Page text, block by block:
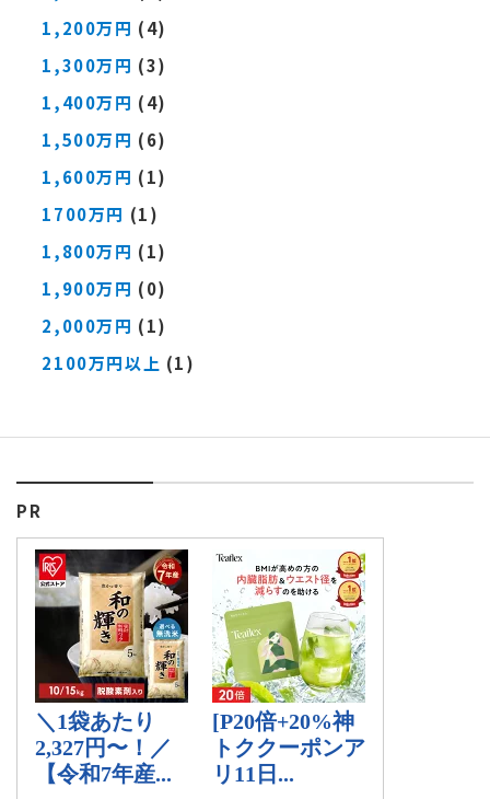
1,200万円 (4)
1,300万円 (3)
1,400万円 (4)
1,500万円 (6)
1,600万円 (1)
1700万円 (1)
1,800万円 (1)
1,900万円 (0)
2,000万円 (1)
2100万円以上 (1)
PR